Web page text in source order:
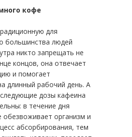
кофе
для
большинства людей
никто запрещать не
концов, она отвечает
и помогает
длинный рабочий день. А
дозы кафеина
в течение дня
организм и
абсорбирования, тем